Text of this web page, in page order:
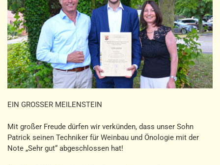
EIN GROSSER MEILENSTEIN
Mit großer Freude dürfen wir verkünden, dass unser Sohn
Patrick seinen Techniker für Weinbau und Önologie mit der
Note „Sehr gut“ abgeschlossen hat!